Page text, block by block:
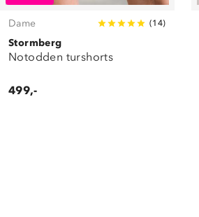
Dame (14)
Stormberg
Notodden turshorts
499,-